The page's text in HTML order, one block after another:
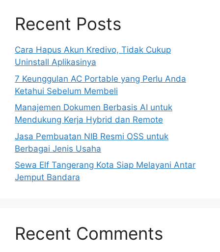
Recent Posts
Cara Hapus Akun Kredivo, Tidak Cukup
Uninstall Aplikasinya
7 Keunggulan AC Portable yang Perlu Anda
Ketahui Sebelum Membeli
Manajemen Dokumen Berbasis AI untuk
Mendukung Kerja Hybrid dan Remote
Jasa Pembuatan NIB Resmi OSS untuk
Berbagai Jenis Usaha
Sewa Elf Tangerang Kota Siap Melayani Antar
Jemput Bandara
Recent Comments